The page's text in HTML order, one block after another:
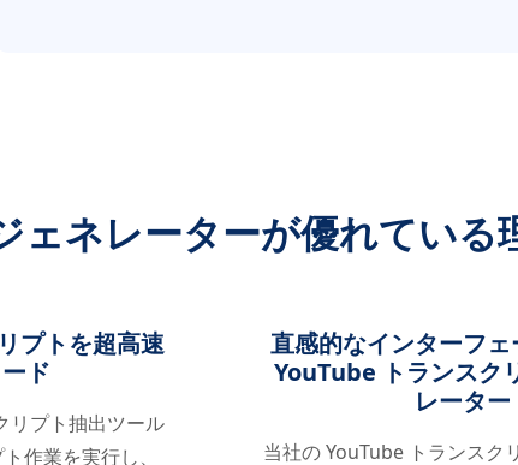
ェネレーターが優れている
プトを超高速
ド
リプト抽出ツール
作業を実行し、
直感的なインターフ
YouTube トランスク
レーター
当社の YouTube トランスク